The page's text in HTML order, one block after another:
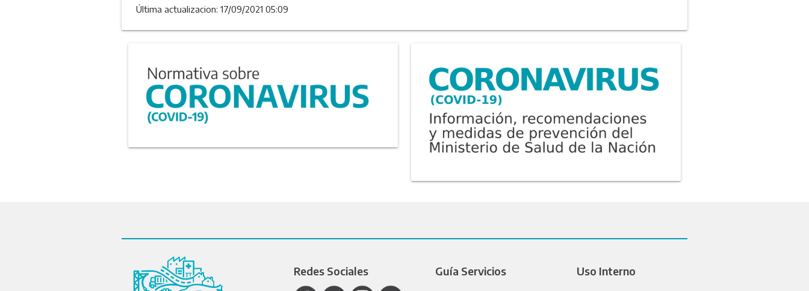
Última actualizacion: 17/09/2021 05:09
Redes Sociales Guía Servicios Uso Interno